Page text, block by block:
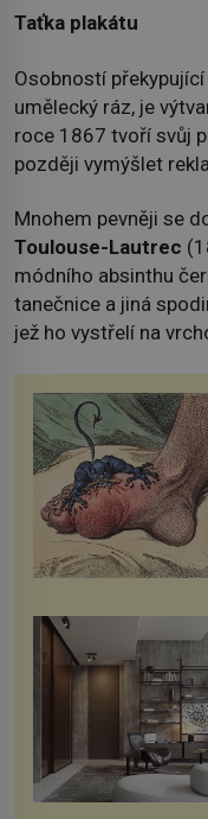
Taťka plakátu
Osobností
umělecký ráz, je
roce 1867 tvoří svůj
později vymýšlet
Mnohem pevněji se
Toulouse-Lautrec
módního absinthu
tanečnice a jiná
jež ho vystřelí na